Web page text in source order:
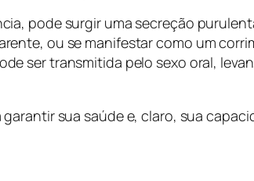
pode surgir uma secreção
ou se manifestar como um
ser transmitida pelo sexo oral,
sua saúde e, claro, sua